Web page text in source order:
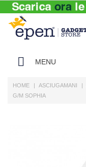
MENU
HOME ASCIUGAMANI
G/M SOPHIA